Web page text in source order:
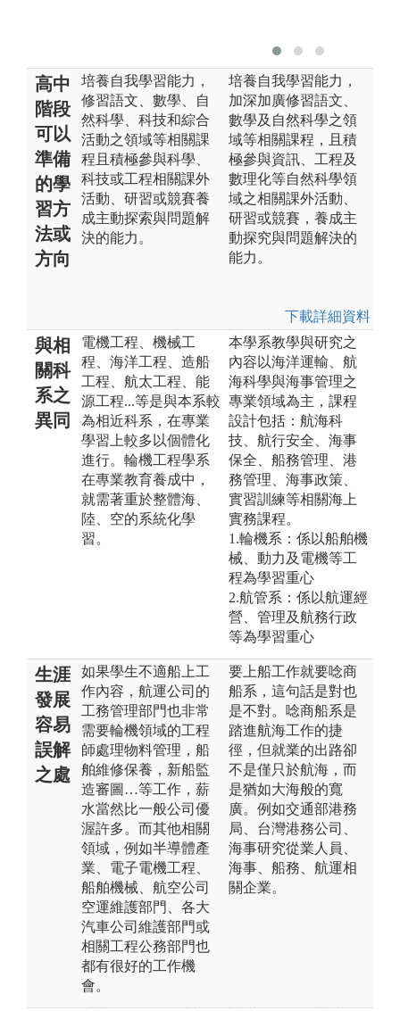
高中
階段
可以
準備
的學
習方
法或
方向
培養自我學習能力，
修習語文、數學、自
然科學、科技和綜合
活動之領域等相關課
程且積極參與科學、
科技或工程相關課外
活動、研習或競賽養
成主動探索與問題解
決的能力。
培養自我學習能力，
加深加廣修習語文、
數學及自然科學之領
域等相關課程，且積
極參與資訊、工程及
數理化等自然科學領
域之相關課外活動、
研習或競賽，養成主
動探究與問題解決的
能力。
下載詳細資料
與相
關科
系之
異同
電機工程、機械工
程、海洋工程、造船
工程、航太工程、能
源工程...等是與本系較
為相近科系，在專業
學習上較多以個體化
進行。輪機工程學系
在專業教育養成中，
就需著重於整體海、
陸、空的系統化學
習。
本學系教學與研究之
內容以海洋運輸、航
海科學與海事管理之
專業領域為主，課程
設計包括：航海科
技、航行安全、海事
保全、船務管理、港
務管理、海事政策、
實習訓練等相關海上
實務課程。
1.輪機系：係以船舶機
械、動力及電機等工
程為學習重心
2.航管系：係以航運經
營、管理及航務行政
等為學習重心
生涯
發展
容易
誤解
之處
如果學生不適船上工
作內容，航運公司的
工務管理部門也非常
需要輪機領域的工程
師處理物料管理，船
舶維修保養，新船監
造審圖…等工作，薪
水當然比一般公司優
渥許多。而其他相關
領域，例如半導體產
業、電子電機工程、
船舶機械、航空公司
空運維護部門、各大
汽車公司維護部門或
相關工程公務部門也
都有很好的工作機
會。
要上船工作就要唸商
船系，這句話是對也
是不對。唸商船系是
踏進航海工作的捷
徑，但就業的出路卻
不是僅只於航海，而
是猶如大海般的寬
廣。例如交通部港務
局、台灣港務公司、
海事研究從業人員、
海事、船務、航運相
關企業。